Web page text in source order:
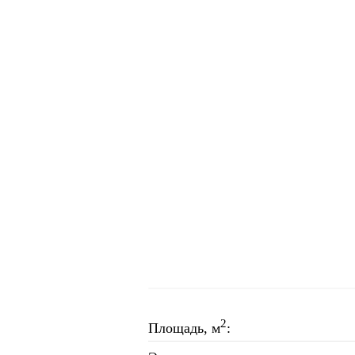
Площадь, м2: